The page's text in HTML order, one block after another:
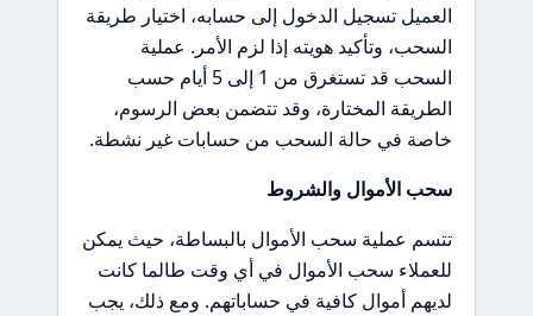
العميل تسجيل الدخول إلى حسابه، اختيار طريقة
السحب، وتأكيد هويته إذا لزم الأمر. عملية
السحب قد تستغرق من 1 إلى 5 أيام حسب
الطريقة المختارة، وقد تتضمن بعض الرسوم،
خاصة في حالة السحب من حسابات غير نشطة.
سحب الأموال والشروط
تتسم عملية سحب الأموال بالبساطة، حيث يمكن
للعملاء سحب الأموال في أي وقت طالما كانت
لديهم أموال كافية في حساباتهم. ومع ذلك، يجب